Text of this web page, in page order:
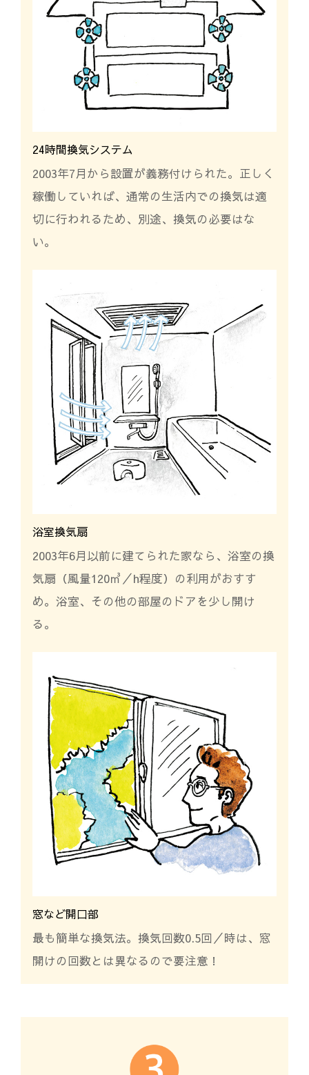
24時間換気システム
2003年7月から設置が義務付けられた。正しく
稼働していれば、通常の生活内での換気は適
切に行われるため、別途、換気の必要はな
い。
浴室換気扇
2003年6月以前に建てられた家なら、浴室の換
気扇（風量120㎥／h程度）の利用がおすす
め。浴室、その他の部屋のドアを少し開け
る。
窓など開口部
最も簡単な換気法。換気回数0.5回／時は、窓
開けの回数とは異なるので要注意！